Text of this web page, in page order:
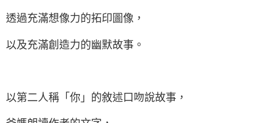
透過充滿想像力的拓印圖像，
以及充滿創造力的幽默故事。
以第二人稱「你」的敘述口吻說故事，